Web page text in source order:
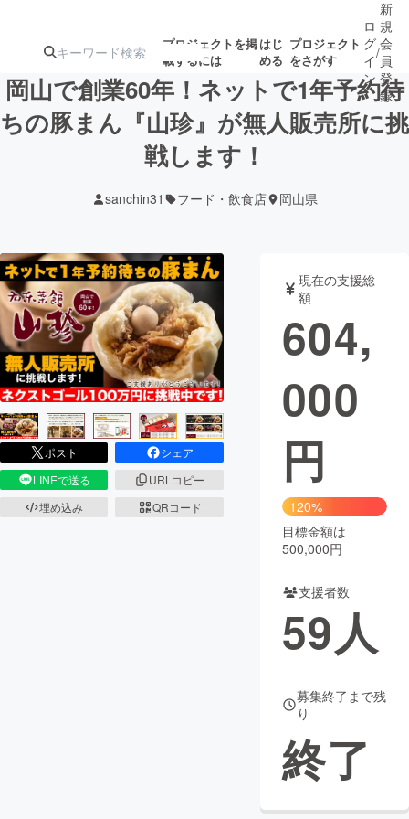
プロジェクトを掲
載するには
はじ
める
プロジェクト
をさがす
注目の新着プロ募集終了が近いプ
ロジェクト
テクノロジー・ガジェット
映像・映画 書籍・雑誌
ビジネス・起業 チャレンジ
まちづくり・地域活性化
CAMPFIRE for Social Good
CAMPFIRE Creation
コミュニティ
ロ
グ
イ
ン
/
新
規
会
員
登
録
岡山で創業60年！ネットで1年予約待
ちの豚まん『山珍』が無人販売所に挑
戦します！
sanchin31 フード・飲食店 岡山県
ポスト
シェア
LINEで送る
URLコピー
埋め込み
QRコード
現在の支援総
額
604,
000
円
120%
目標金額は
500,000円
支援者数
59人
募集終了まで残
り
終了